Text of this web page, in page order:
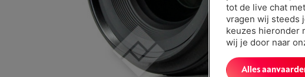
tot de live chat
vragen wij steeds
keuzes hieronder
wij je door naar
Alles